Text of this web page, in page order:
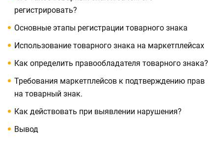
регистрировать?
Основные этапы регистрации товарного знака
Использование товарного знака на маркетплейсах
Как определить правообладателя товарного знака?
Требования маркетплейсов к подтверждению прав
на товарный знак.
Как действовать при выявлении нарушения?
Вывод